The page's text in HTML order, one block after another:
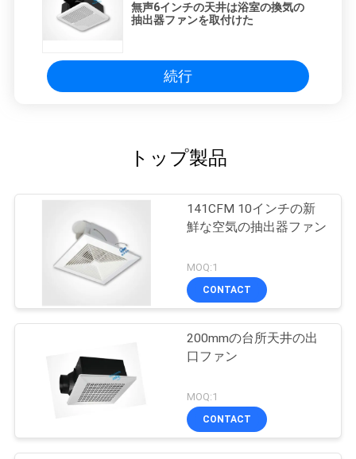
無声6インチの天井は浴室の換気の
抽出器ファンを取付けた
続行
トップ製品
141CFM 10インチの新
鮮な空気の抽出器ファン
MOQ:1
CONTACT
200mmの台所天井の出
口ファン
MOQ:1
CONTACT